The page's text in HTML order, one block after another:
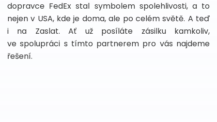
dopravce FedEx stal symbolem spolehlivosti, a to
nejen v USA, kde je doma, ale po celém světě. A teď
i na Zaslat. Ať už posíláte zásilku kamkoliv,
ve spolupráci s tímto partnerem pro vás najdeme
řešení.